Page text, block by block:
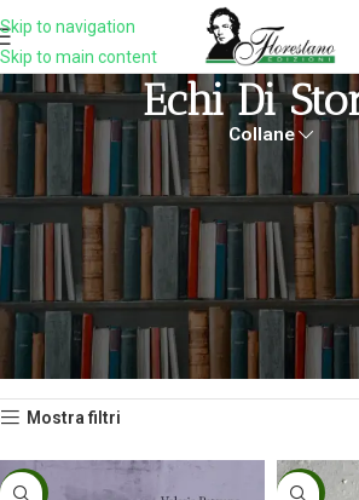
Skip to navigation
Skip to main content
Echi Di
Collane
Una raccolta di racconti e romanzi che fanno
intense e universali. “Echi di Storie” valorizza
esperienze, esplorando temi sociali, culturali
sguardo sensibile e contemporaneo, capace di
Home LIBRI NARRATIVA Echi di Storie
Pagina
Visualizzazione di 13-19 di 19 risultati
Mostra filtri
-5% -5%